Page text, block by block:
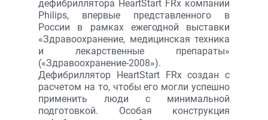
дефибриллятора HeartStart FRx компании
Philips, впервые представленного в
России в рамках ежегодной выставки
«Здравоохранение, медицинская техника
и лекарственные препараты»
(«Здравоохранение-2008»).
Дефибриллятор HeartStart FRx создан с
расчетом на то, чтобы его могли успешно
применить люди с минимальной
подготовкой. Особая конструкция